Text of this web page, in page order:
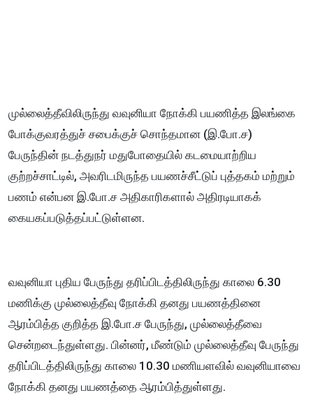
முல்லைத்தீவிலிருந்து வவுனியா நோக்கி பயணித்த இலங்கை
போக்குவரத்துச் சபைக்குச் சொந்தமான (இ.போ.ச)
பேருந்தின் நடத்துநர் மதுபோதையில் கடமையாற்றிய
குற்றச்சாட்டில், அவரிடமிருந்த பயணச்சீட்டுப் புத்தகம் மற்றும்
பணம் என்பன இ.போ.ச அதிகாரிகளால் அதிரடியாகக்
கையகப்படுத்தப்பட்டுள்ளன.
வவுனியா புதிய பேருந்து தரிப்பிடத்திலிருந்து காலை 6.30
மணிக்கு முல்லைத்தீவு நோக்கி தனது பயணத்தினை
ஆரம்பித்த குறித்த இ.போ.ச பேருந்து, முல்லைத்தீவை
சென்றடைந்துள்ளது. பின்னர், மீண்டும் முல்லைத்தீவு பேருந்து
தரிப்பிடத்திலிருந்து காலை 10.30 மணியளவில் வவுனியாவை
நோக்கி தனது பயணத்தை ஆரம்பித்துள்ளது.